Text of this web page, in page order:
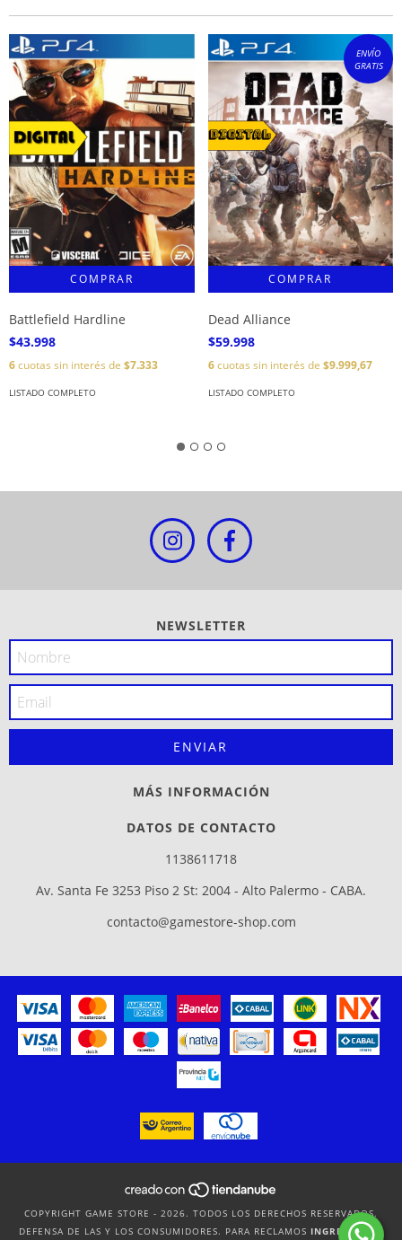
Battlefield Hardline
$43.998
6cuotas sin interés de $7.333
LISTADO COMPLETO
ENVÍO
GRATIS
Dead Alliance
$59.998
6cuotas sin interés de $9.999,67
LISTADO COMPLETO
NEWSLETTER
MÁS INFORMACIÓN
DATOS DE CONTACTO
1138611718
Av. Santa Fe 3253 Piso 2 St: 2004 - Alto Palermo - CABA.
contacto@gamestore-shop.com
COPYRIGHT GAME STORE - 2026. TODOS LOS DERECHOS RESERVADOS.
DEFENSA DE LAS Y LOS CONSUMIDORES. PARA RECLAMOS INGRESÁ ACÁ.